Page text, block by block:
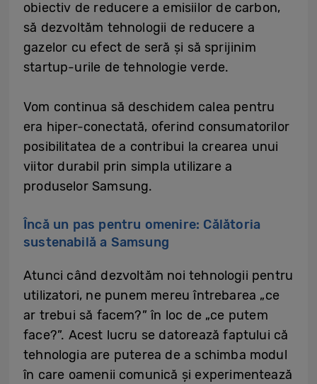
obiectiv de reducere a emisiilor de carbon,
să dezvoltăm tehnologii de reducere a
gazelor cu efect de seră și să sprijinim
startup-urile de tehnologie verde.
Vom continua să deschidem calea pentru
era hiper-conectată, oferind consumatorilor
posibilitatea de a contribui la crearea unui
viitor durabil prin simpla utilizare a
produselor Samsung.
Încă un pas pentru omenire: Călătoria
sustenabilă a Samsung
Atunci când dezvoltăm noi tehnologii pentru
utilizatori, ne punem mereu întrebarea „ce
ar trebui să facem?” în loc de „ce putem
face?”. Acest lucru se datorează faptului că
tehnologia are puterea de a schimba modul
în care oamenii comunică și experimentează